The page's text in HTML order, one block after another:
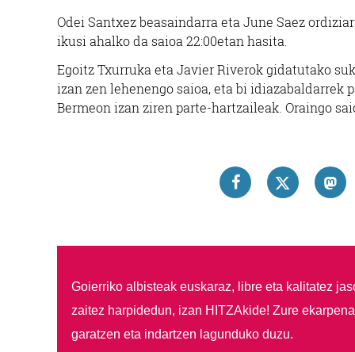
Odei Santxez beasaindarra eta June Saez
ikusi ahalko da saioa 22:00etan hasita.
Egoitz Txurruka eta Javier Riverok gidatutako
izan zen lehenengo saioa, eta bi idiazabaldarrek
Bermeon izan ziren parte-hartzaileak. Oraingo
Goierriko albisteak euskaraz, libre eta kalitatez
zaitez harpidedun, izan HITZAkide! Zure
garatzen eta indartzen lagunduko duzu.